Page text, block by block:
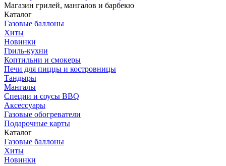
Магазин грилей, мангалов и барбекю
Каталог
Газовые баллоны
Хиты
Новинки
Гриль-кухни
Коптильни и смокеры
Печи для пиццы и костровницы
Тандыры
Мангалы
Специи и соусы BBQ
Аксессуары
Газовые обогреватели
Подарочные карты
Каталог
Газовые баллоны
Хиты
Новинки